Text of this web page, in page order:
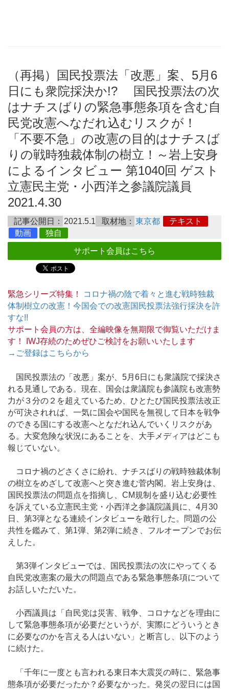
（再掲）国民投票法「改悪」案、5月6
日にも衆院採決か!? 国民投票法の次
はナチスばりの緊急事態条項を含む自
民党改憲へなだれ込むリスクが！
「不要不急」の改憲の目的はナチスば
りの戦時独裁体制の樹立！～岩上安身
によるインタビュー 第1040回 ゲスト
立憲民主党・小西洋之参議院議員
2021.4.30
記事公開日： 2021.5.1 取材地： 東京都
テキスト
動画
独自
サポート会員はこちら
緊急シリーズ特集！
コロナ禍の陰で着々と進む戦時独裁
体制樹立の改憲！今国会での改憲国民投票法強行採決を許
すな!!
サポート会員の方は、全編映像を無期限で御覧いただけま
す！ IWJ存続のためぜひご検討をお願いいたします
→ご登録はこちらから
国民投票法の「改悪」案が、5月6日にも衆議院で採決さ
れる見通しである。現在、国会は衆議院も参議院も改憲勢
力が３分の２を超えているため、ひとたび国民投票法改正
が可決されれば、一気に国会や国民を無視して日本を戦争
のできる国にする改憲へとなだれ込んでいくリスクがあ
る。大変危険な状況にあることを、大手メディアはどこも
報じていない。
コロナ禍のどさくさに紛れ、ナチスばりの戦時独裁体制
の樹立をめざして改憲へと突き進む菅内閣。岩上安身は、
国民投票法の問題点を指摘し、CM規制を盛り込む必要性
を訴えている立憲民主党・小西洋之参議院議員に、4月30
日、第3弾となる連続インタビューを敢行した。問題の公
共性を鑑みて、第1弾、第2弾に続き、フルオープンでお伝
えした。
第3弾インタビューでは、国民投票法の次にやってくる
自民党改憲案の最大の問題点である緊急事態条項について
お話しいただいた。
小西議員は「自民党は災害、戦争、コロナなどを理由に
して緊急事態条項が必要だというが、実際にどういうとき
に必要なのかを言える人はいない」と断言し、以下のよう
に続けた。
「千年に一度とも言われる東日本大震災の時に、緊急事
態条項が必要だったか？必要なかった。発災の翌日には国